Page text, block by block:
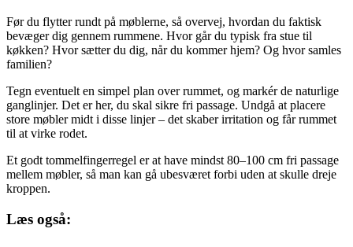
Før du flytter rundt på møblerne, så overvej, hvordan du faktisk
bevæger dig gennem rummene. Hvor går du typisk fra stue til
køkken? Hvor sætter du dig, når du kommer hjem? Og hvor samles
familien?
Tegn eventuelt en simpel plan over rummet, og markér de naturlige
ganglinjer. Det er her, du skal sikre fri passage. Undgå at placere
store møbler midt i disse linjer – det skaber irritation og får rummet
til at virke rodet.
Et godt tommelfingerregel er at have mindst 80–100 cm fri passage
mellem møbler, så man kan gå ubesværet forbi uden at skulle dreje
kroppen.
Læs også: